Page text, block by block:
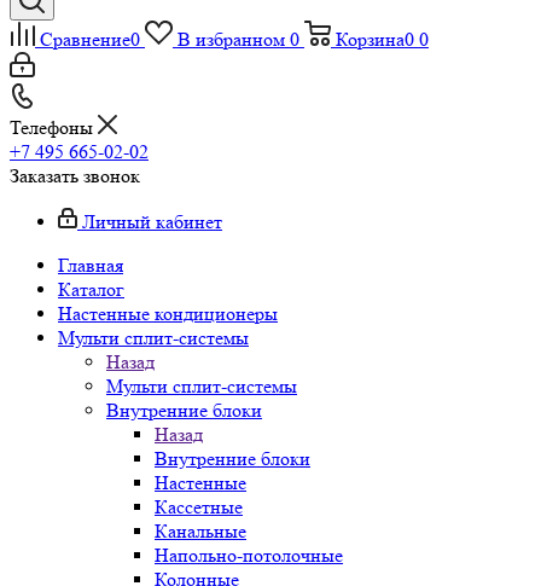
Сравнение0 В избранном 0 Корзина0 0
Телефоны
+7 495 665-02-02
Заказать звонок
Личный кабинет
Главная
Каталог
Настенные кондиционеры
Мульти сплит-системы
Назад
Мульти сплит-системы
Внутренние блоки
Назад
Внутренние блоки
Настенные
Кассетные
Канальные
Напольно-потолочные
Колонные